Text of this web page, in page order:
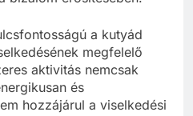
a kutyád
megfelelő
aktivitás nemcsak
és
hozzájárul a viselkedési